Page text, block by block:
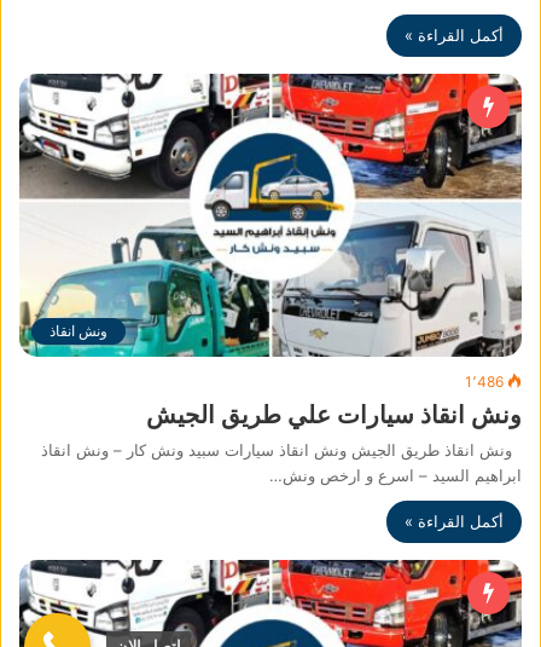
أكمل القراءة »
ونش انقاذ
1٬486
ونش انقاذ سيارات علي طريق الجيش
ونش انقاذ طريق الجيش ونش انقاذ سيارات سبيد ونش كار – ونش انقاذ
ابراهيم السيد – اسرع و ارخص ونش…
أكمل القراءة »